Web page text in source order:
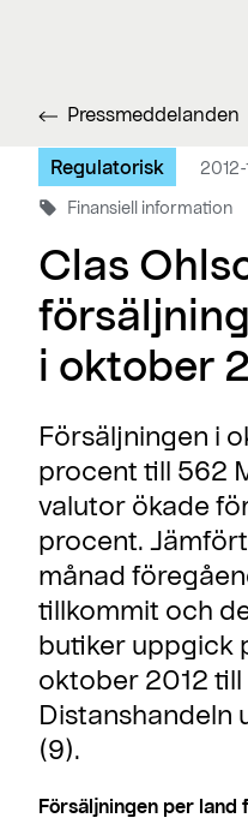
Pressmeddelanden
Regulatorisk
Finansiell information
Clas
i oktober
Försäljningen i
procent till 562
valutor ökade
procent.
månad
tillkommit och
butiker uppgick
oktober 2012 till
Distanshandeln
(9).
Försäljningen per land